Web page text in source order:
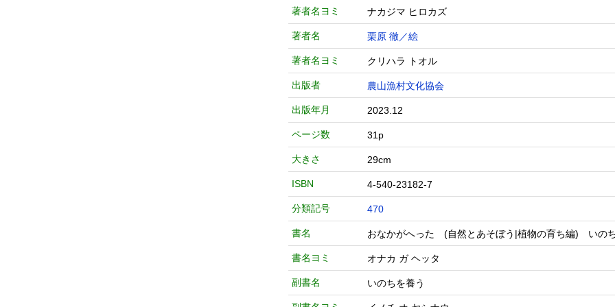
著者名ヨミ ナカジマ ヒロカズ
著者名 栗原 徹／絵
著者名ヨミ クリハラ トオル
出版者 農山漁村文化協会
出版年月 2023.12
ページ数 31p
大きさ 29cm
ISBN 4-540-23182-7
分類記号 470
書名 おなかがへった (自然とあそぼう|植物の育ち編) い
書名ヨミ オナカ ガ ヘッタ
副書名 いのちを養う